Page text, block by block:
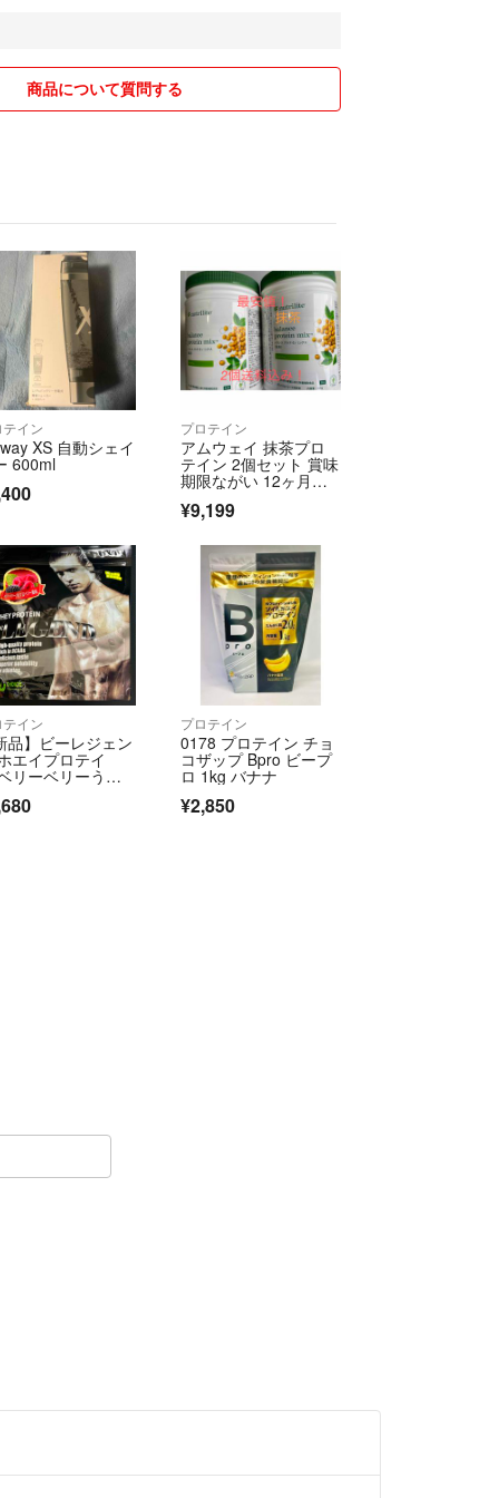
商品について質問する
イン
XS 自動シェイ
600ml
プロテイン
アムウェイ 抹茶プロ
テイン 2個セット 賞味
期限ながい 12ヶ月以
¥9,199
イン
品】ビーレジェン
エイプロテイ
リーベリーうれ
ベリー味 700g
プロテイン
0178 プロテイン チョ
コザップ Bpro ビープ
ロ 1kg バナナ
¥2,850